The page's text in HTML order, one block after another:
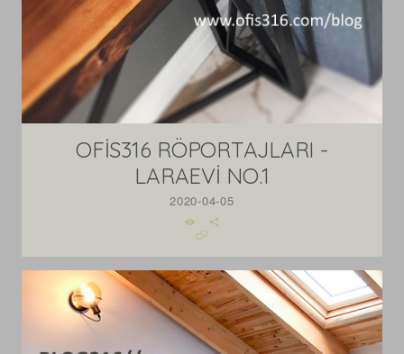
OFİS316 RÖPORTAJLARI -
LARAEVİ NO.1
2020-04-05